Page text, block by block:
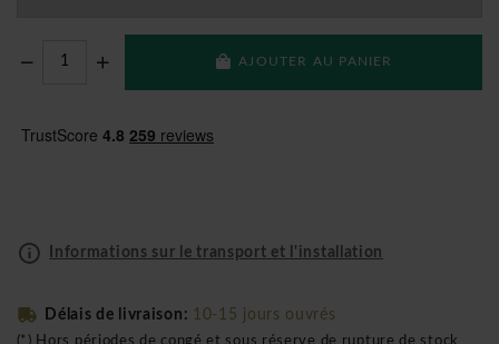
AJOUTER AU PANIER
Informations sur le transport et l'installation
Délais de livraison: 10-15 jours ouvrés
(*) Hors périodes de congé et sous réserve de rupture de stock